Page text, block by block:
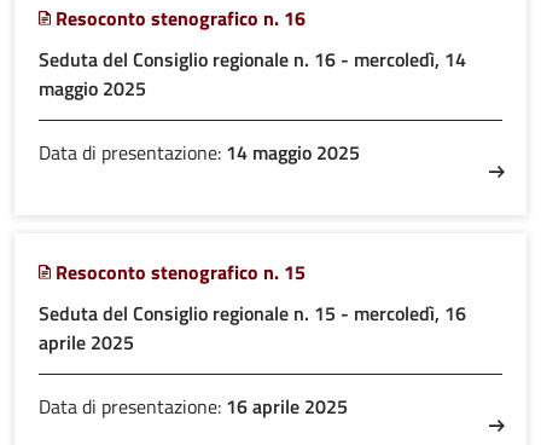
Resoconto stenografico n. 16
Seduta del Consiglio regionale n. 16 - mercoledì, 14
maggio 2025
Data di presentazione: 14 maggio 2025
Resoconto stenografico n. 15
Seduta del Consiglio regionale n. 15 - mercoledì, 16
aprile 2025
Data di presentazione: 16 aprile 2025